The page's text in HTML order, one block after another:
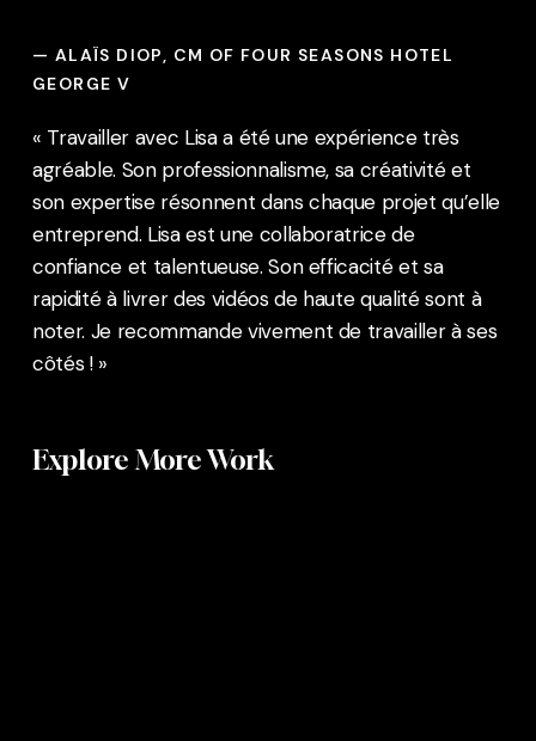
— ALAÏS DIOP, CM OF FOUR SEASONS HOTEL
GEORGE V
« Travailler avec Lisa a été une expérience très
agréable. Son professionnalisme, sa créativité et
son expertise résonnent dans chaque projet qu’elle
entreprend. Lisa est une collaboratrice de
confiance et talentueuse. Son efficacité et sa
rapidité à livrer des vidéos de haute qualité sont à
noter. Je recommande vivement de travailler à ses
côtés ! »
Explore More Work